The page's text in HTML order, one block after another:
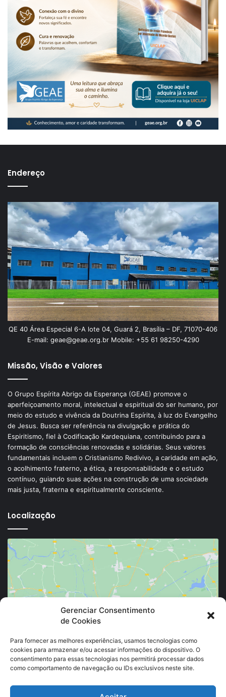
Gerenciar Consentimento
de Cookies
Para fornecer as melhores experiências, usamos tecnologias como
cookies para armazenar e/ou acessar informações do dispositivo. O
consentimento para essas tecnologias nos permitirá processar dados
como comportamento de navegação ou IDs exclusivos neste site.
Endereço
QE 40 Área Especial 6-A lote 04, Guará 2, Brasília – DF, 71070-406
E-mail: geae@geae.org.br Mobile: +55 61 98250-4290
Missão, Visão e Valores
O Grupo Espírita Abrigo da Esperança (GEAE) promove o
aperfeiçoamento moral, intelectual e espiritual do ser humano, por
meio do estudo e vivência da Doutrina Espírita, à luz do Evangelho
de Jesus. Busca ser referência na divulgação e prática do
Espiritismo, fiel à Codificação Kardequiana, contribuindo para a
formação de consciências renovadas e solidárias. Seus valores
fundamentais incluem o Cristianismo Redivivo, a caridade em ação,
o acolhimento fraterno, a ética, a responsabilidade e o estudo
contínuo, guiando suas ações na construção de uma sociedade
mais justa, fraterna e espiritualmente consciente.
Localização
Clique para aceitar os cookies marketing e
ativar este conteúdo